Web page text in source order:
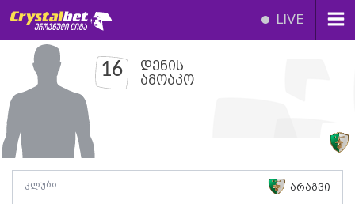
LIVE
16
დენის
ამოაკო
კლუბი არაგვი